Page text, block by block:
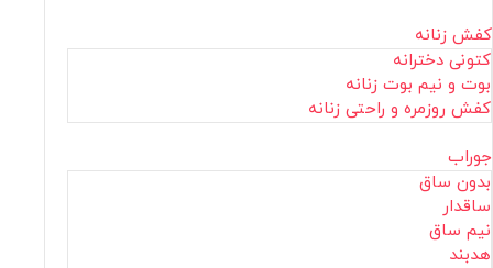
کفش زنانه
کتونی دخترانه
بوت و نیم بوت زنانه
کفش روزمره و راحتی زنانه
جوراب
بدون ساق
ساقدار
نیم ساق
هدبند